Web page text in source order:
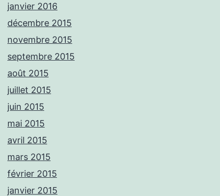
janvier 2016
décembre 2015
novembre 2015
septembre 2015
août 2015
juillet 2015
juin 2015
mai 2015
avril 2015
mars 2015
février 2015
janvier 2015